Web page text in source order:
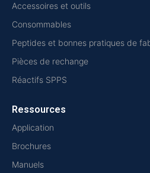
Accessoires et outils
Consommables
Peptides et bonnes pratiques de
Pièces de rechange
Réactifs SPPS
Ressources
Application
Brochures
Manuels